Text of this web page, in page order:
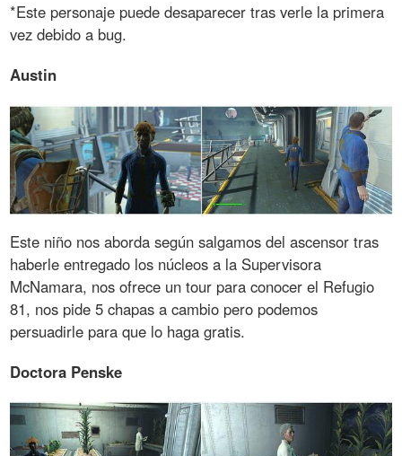
*Este personaje puede desaparecer tras verle la primera
vez debido a bug.
Austin
Este niño nos aborda según salgamos del ascensor tras
haberle entregado los núcleos a la Supervisora
McNamara, nos ofrece un tour para conocer el Refugio
81, nos pide 5 chapas a cambio pero podemos
persuadirle para que lo haga gratis.
Doctora Penske